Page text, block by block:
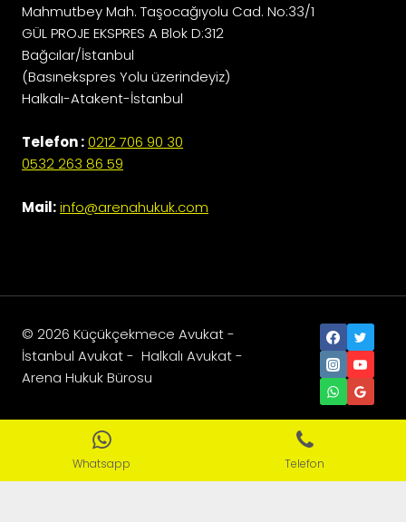
Mahmutbey Mah. Taşocağıyolu Cad. No:33/1
GÜL PROJE EKSPRES A Blok D:312
Bağcılar/İstanbul
(Basınekspres Yolu üzerindeyiz)
Halkalı-Atakent-İstanbul
Telefon :0212 706 90 30
0532 263 86 59
Mail:info@arenahukuk.com
© 2026 Küçükçekmece Avukat -
İstanbul Avukat - Halkalı Avukat -
Arena Hukuk Bürosu
Sosyal Medya Ajansı
Whatsapp Telefon